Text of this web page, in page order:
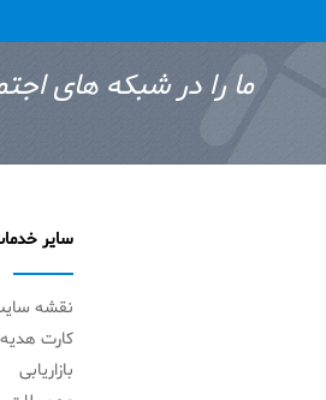
ما را در شبکه های
سایر
نقشه
کارت هدیه
بازاریابی